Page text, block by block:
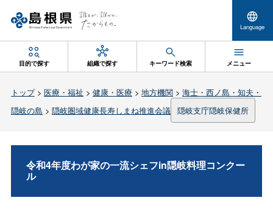
Language
目的で探す 組織で探す キーワード検索 メニュー
トップ> 医療・福祉 > 健康・医療 > 地方機関> 海士・西ノ島・知夫・
隠岐の島 > 隠岐圏域健康長寿しまね推進会議 隠岐支庁隠岐保健所
令和4年度わが家の一流シェフin隠岐料理コンクー
ル